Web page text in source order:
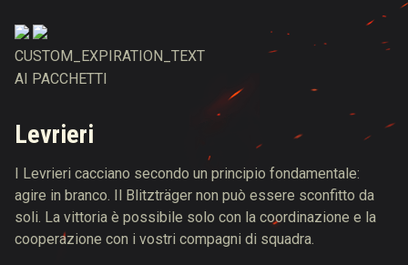
CUSTOM_EXPIRATION_TEXT
AI PACCHETTI
Levrieri
I Levrieri cacciano secondo un principio fondamentale:
agire in branco. Il Blitzträger non può essere sconfitto da
soli. La vittoria è possibile solo con la coordinazione e la
cooperazione con i vostri compagni di squadra.